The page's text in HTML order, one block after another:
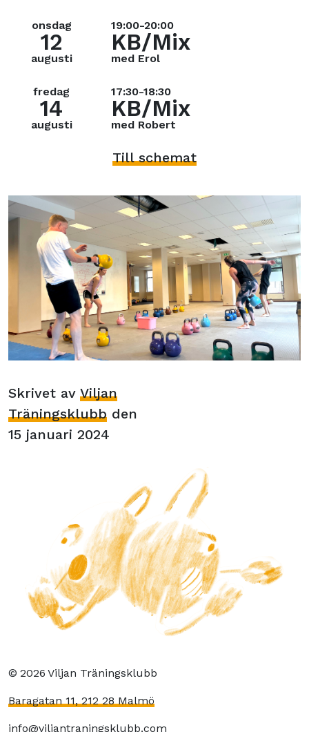
Skrivet av Viljan
Träningsklubb den
15 januari 2024
onsdag
12
augusti
19:00-20:00
KB/Mix
med Erol
fredag
14
augusti
17:30-18:30
KB/Mix
med Robert
Till schemat
© 2026 Viljan Träningsklubb
Baragatan 11, 212 28 Malmö
info@viljantraningsklubb.com